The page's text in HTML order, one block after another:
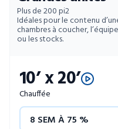
Plus de 200 pi2
Idéales pour le contenu
chambres à coucher,
ou les stocks.
10’ x 20’
Chauffée
8 SEM À 75 %